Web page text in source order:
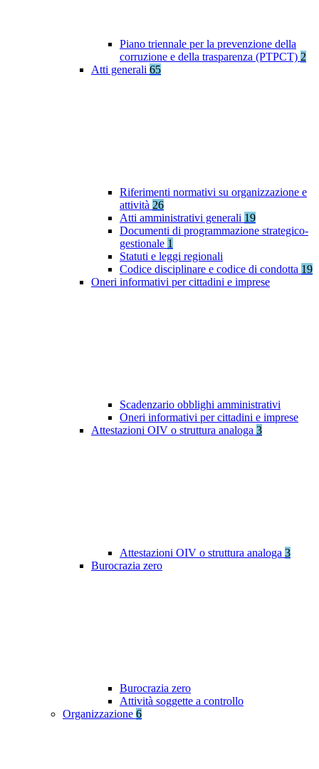
Piano triennale per la prevenzione della
corruzione e della trasparenza (PTPCT) 2
Atti generali 65
Riferimenti normativi su organizzazione e
attività 26
Atti amministrativi generali 19
Documenti di programmazione strategico-
gestionale 1
Statuti e leggi regionali
Codice disciplinare e codice di condotta 19
Oneri informativi per cittadini e imprese
Scadenzario obblighi amministrativi
Oneri informativi per cittadini e imprese
Attestazioni OIV o struttura analoga 3
Attestazioni OIV o struttura analoga 3
Burocrazia zero
Burocrazia zero
Attività soggette a controllo
Organizzazione 6